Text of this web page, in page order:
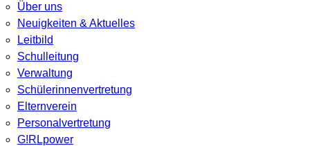
Über uns
Neuigkeiten & Aktuelles
Leitbild
Schulleitung
Verwaltung
Schülerinnenvertretung
Elternverein
Personalvertretung
G!RLpower